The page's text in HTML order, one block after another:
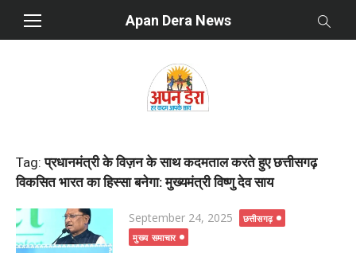
Apan Dera News
Tag:प्रधानमंत्री के विज़न के साथ कदमताल करते हुए छत्तीसगढ़
विकसित भारत का हिस्सा बनेगा: मुख्यमंत्री विष्णु देव साय
Posted
on
September 24, 2025
छत्तीसगढ़
मुख्य समाचार